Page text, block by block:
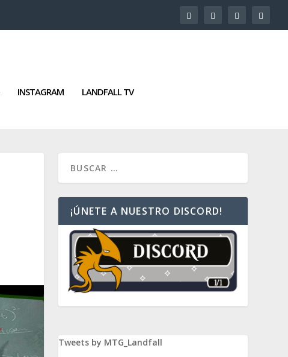
INSTAGRAM LANDFALL TV
¡ÚNETE A NUESTRO DISCORD!
Tweets by MTG_Landfall